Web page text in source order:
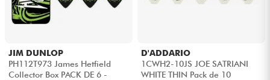
JIM DUNLOP
PH112T973 James Hetfield
Collector Box PACK DE 6 -
D'ADDARIO
1CWH2-10JS JOE SATRIANI
WHITE THIN Pack de 10